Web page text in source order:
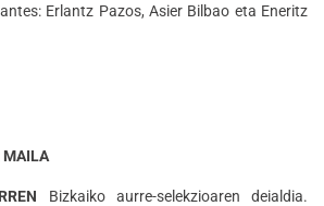
Erlantz Pazos, Asier Bilbao eta Eneritz
MAILA
Bizkaiko aurre-selekzioaren deialdia.